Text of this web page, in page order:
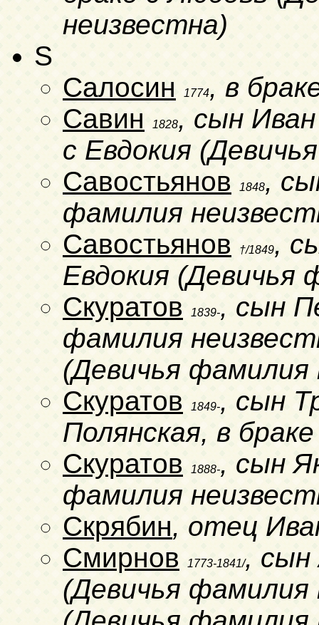
неизвестна)
S
Салосин
1774, в
Савин
1828, сын
с Евдокия
Савостьянов
1848,
фамилия
Савостьянов
†/1849,
Евдокия (Девичья
Скуратов
1839-, сын
фамилия
(Девичья фамилия
Скуратов
1849-, сын
Полянская, в
Скуратов
1888-, сын
фамилия
Скрябин, отец
Смирнов
1773-1841/,
(Девичья фамилия